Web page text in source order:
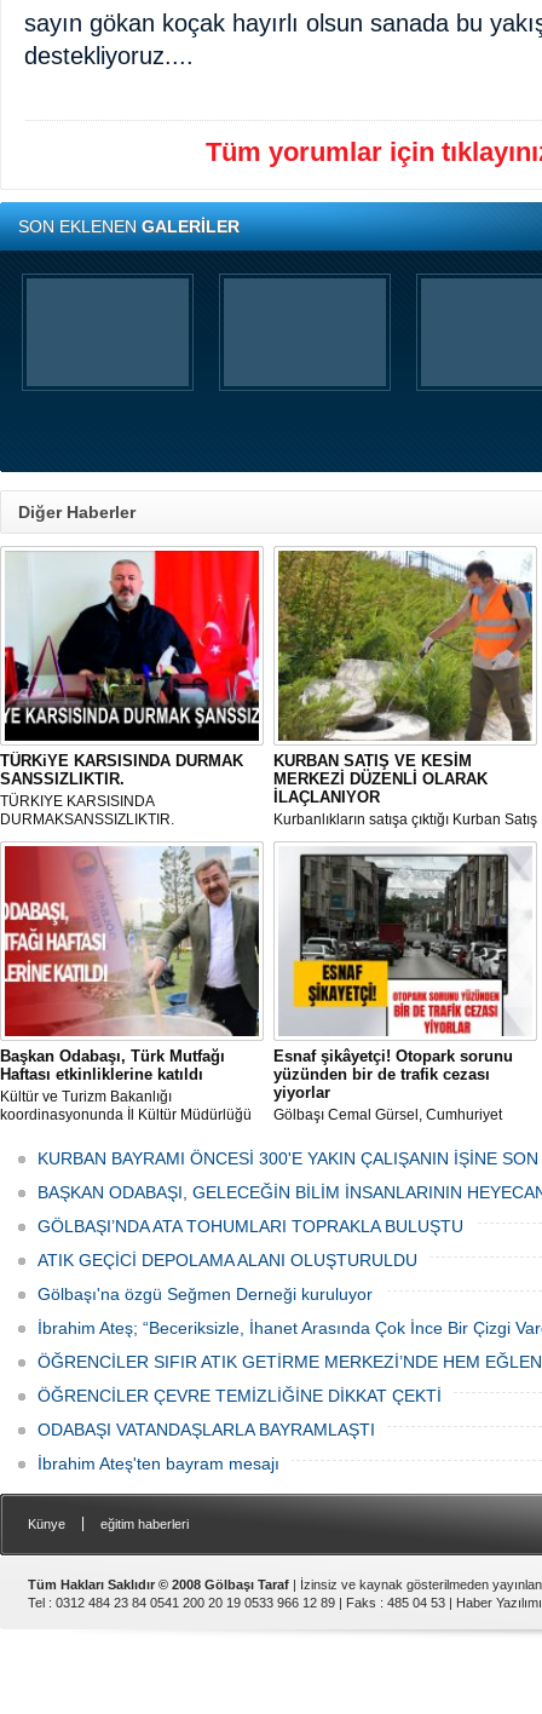
sayın gökan koçak hayırlı olsun sanada bu
destekliyoruz....
Tüm yorumlar için
SON EKLENENGALERİLER
Diğer Haberler
TÜRKiYE KARSISINDA DURMAK
SANSSIZLIKTIR.
TÜRKIYE KARSISINDA
DURMAKSANSSIZLIKTIR.
KURBAN SATIŞ VE KESİM
MERKEZİ DÜZENLİ OLARAK
İLAÇLANIYOR
Kurbanlıkların satışa çıktığı Kurban Satış
ve Kesim Merkezi, haşere ve
mikropların önüne geçilmesi amacıyla
her gün Gölbaşı Belediyesi ekipleri
tarafından düzenli olarak ilaçlanıyor.
Başkan Odabaşı, Türk Mutfağı
Haftası etkinliklerine katıldı
Kültür ve Turizm Bakanlığı
koordinasyonunda İl Kültür Müdürlüğü
Haftası" etkinlikleri Ankara'da devam
ediyor.
Esnaf şikâyetçi! Otopark sorunu
yüzünden bir de trafik cezası
yiyorlar
Gölbaşı Cemal Gürsel, Cumhuriyet
bulunan esnaf ve alışverişe gelen
vatandaşlar park cezaları yüzünden
canından bezdi.
KURBAN BAYRAMI ÖNCESİ 300'E YAKIN ÇALIŞANIN İŞİNE
BAŞKAN ODABAŞI, GELECEĞİN BİLİM İNSANLARININ
GÖLBAŞI’NDA ATA TOHUMLARI TOPRAKLA BULUŞTU
ATIK GEÇİCİ DEPOLAMA ALANI OLUŞTURULDU
Gölbaşı'na özgü Seğmen Derneği kuruluyor
İbrahim Ateş; “Beceriksizle, İhanet Arasında Çok İnce Bir Çizgi
ÖĞRENCİLER SIFIR ATIK GETİRME MERKEZİ’NDE HEM
ÖĞRENCİLER ÇEVRE TEMİZLİĞİNE DİKKAT ÇEKTİ
ODABAŞI VATANDAŞLARLA BAYRAMLAŞTI
İbrahim Ateş'ten bayram mesajı
Künye eğitim haberleri
Tüm Hakları Saklıdır © 2008 Gölbaşı Taraf | İzinsiz ve kaynak gösterilmeden
Tel : 0312 484 23 84 0541 200 20 19 0533 966 12 89 | Faks : 485 04 53 | Haber Yazılımı